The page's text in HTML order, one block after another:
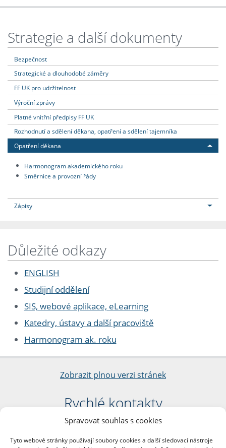
Spravovat souhlas s cookies
Tyto webové stránky používají soubory cookies a další sledovací nástroje
Strategie a další dokumenty
Bezpečnost
Strategické a dlouhodobé záměry
FF UK pro udržitelnost
Výroční zprávy
Platné vnitřní předpisy FF UK
Rozhodnutí a sdělení děkana, opatření a sdělení tajemníka
Opatření děkana
Harmonogram akademického roku
Směrnice a provozní řády
Zápisy
Důležité odkazy
ENGLISH
Studijní oddělení
SIS, webové aplikace, eLearning
Katedry, ústavy a další pracoviště
Harmonogram ak. roku
Zobrazit plnou verzi stránek
Rychlé kontakty
Filozofická fakulta
nám. Jana Palacha 1/2